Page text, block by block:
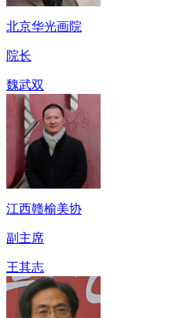
北京华光画院
院长
魏武双
江西赣榆美协
副主席
王其志